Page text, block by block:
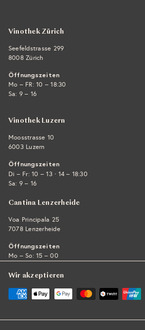
Vinothek Zürich
Seefeldstrasse 299
8008 Zürich
Öffnungszeiten
Mo – FR: 10 – 18:30
Sa: 9 – 16
Vinothek Luzern
Moosstrasse 10
6003 Luzern
Öffnungszeiten
Di – Fr: 10 – 13 · 14 – 18:30
Sa: 9 – 16
Cantina Lenzerheide
Voa Principala 25
7078 Lenzerheide
Öffnungszeiten
Mo – So: 15 – 00
Wir akzeptieren